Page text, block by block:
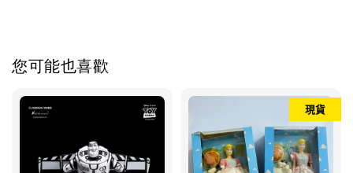
您可能也喜歡
現貨